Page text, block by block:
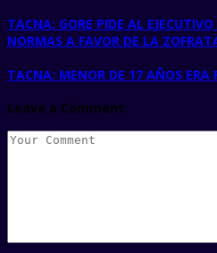
TACNA: GORE PIDE AL
NORMAS A FAVOR DE LA
TACNA: MENOR DE 17 AÑOS ERA
Leave a Comment